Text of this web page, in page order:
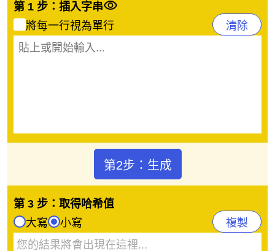
第 1 步：插入字串
將每一行視為單行
清除
第2步：生成
第 3 步：取得哈希值
大寫
小寫 複製